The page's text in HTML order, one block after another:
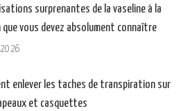
surprenantes de la vaseline à la
que vous devez absolument connaître
enlever les taches de transpiration sur
et casquettes